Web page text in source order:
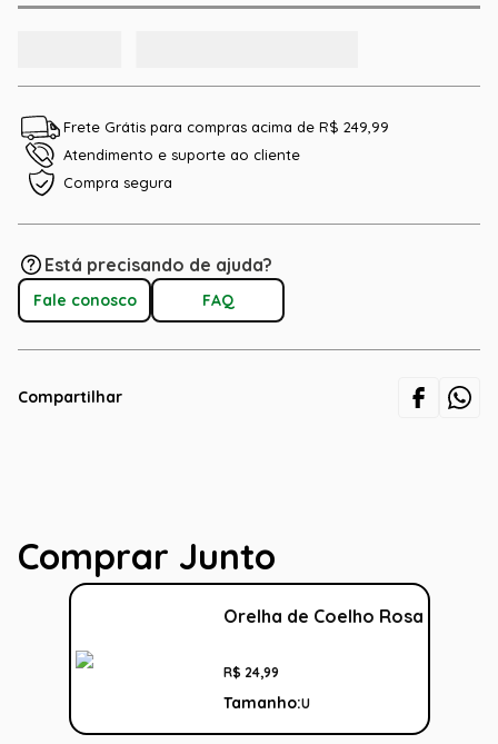
Frete Grátis para compras acima de R$ 249,99
Atendimento e suporte ao cliente
Compra segura
Está precisando de ajuda?
Fale conosco FAQ
Compartilhar
Comprar Junto
Orelha de Coelho Rosa
R$ 24,99
Tamanho:U